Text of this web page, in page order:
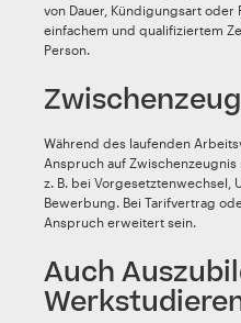
von Dauer, Kündigungsart oder
einfachem und qualifiziertem
Person.
Während des laufenden
Anspruch auf Zwischenzeugnis
z. B. bei Vorgesetztenwechsel,
Bewerbung. Bei Tarifvertrag
Anspruch erweitert sein.
Auch